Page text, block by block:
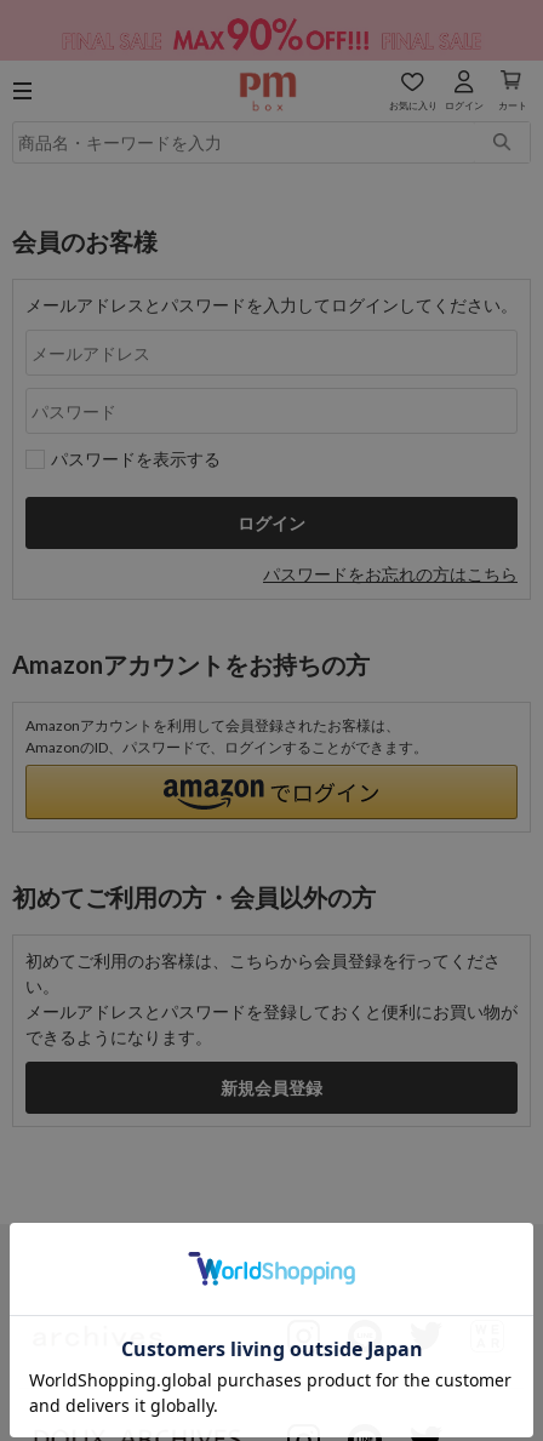
お気に入り ログイン カート
会員のお客様
メールアドレスとパスワードを入力してログインしてください。
パスワードを表示する
パスワードをお忘れの方はこちら
Amazonアカウントをお持ちの方
Amazonアカウントを利用して会員登録されたお客様は、
AmazonのID、パスワードで、ログインすることができます。
初めてご利用の方・会員以外の方
初めてご利用のお客様は、こちらから会員登録を行ってくださ
い。
メールアドレスとパスワードを登録しておくと便利にお買い物が
できるようになります。